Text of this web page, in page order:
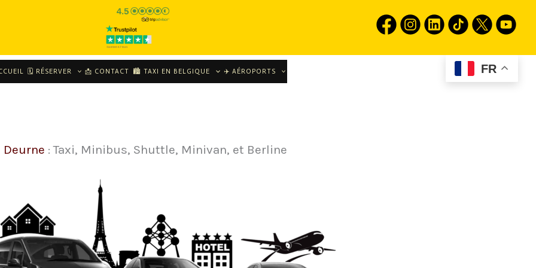
🗓 RÉSERVER 📩 CONTACT 🏙️ TAXI EN BELGIQUE ✈️ AÉROPORTS FR
Deurne : Taxi, Minibus, Shuttle, Minivan, et Berline